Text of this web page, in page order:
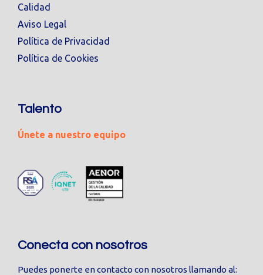
Calidad
Aviso Legal
Política de Privacidad
Política de Cookies
Talento
Únete a nuestro equipo
Conecta con nosotros
Puedes ponerte en contacto con nosotros llamando al: